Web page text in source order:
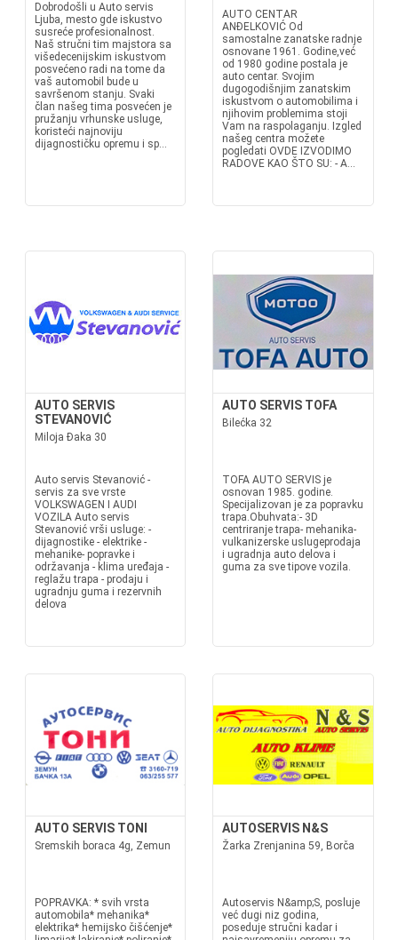
Dobrodošli u Auto servis
Ljuba, mesto gde iskustvo
susreće profesionalnost.
Naš stručni tim majstora sa
višedecenijskim iskustvom
posvećeno radi na tome da
vaš automobil bude u
savršenom stanju. Svaki
član našeg tima posvećen je
pružanju vrhunske usluge,
koristeći najnoviju
dijagnostičku opremu i sp...
AUTO CENTAR
ANĐELKOVIĆ Od
samostalne zanatske radnje
osnovane 1961. Godine,već
od 1980 godine postala je
auto centar. Svojim
dugogodišnjim zanatskim
iskustvom o automobilima i
njihovim problemima stoji
Vam na raspolaganju. Izgled
našeg centra možete
pogledati OVDE IZVODIMO
RADOVE KAO ŠTO SU: - A...
AUTO SERVIS
STEVANOVIĆ
Miloja Đaka 30
Auto servis Stevanović -
servis za sve vrste
VOLKSWAGEN I AUDI
VOZILA Auto servis
Stevanović vrši usluge: -
dijagnostike - elektrike -
mehanike- popravke i
održavanja - klima uređaja -
reglažu trapa - prodaju i
ugradnju guma i rezervnih
delova
AUTO SERVIS TOFA
Bilećka 32
TOFA AUTO SERVIS je
osnovan 1985. godine.
Specijalizovan je za popravku
trapa.Obuhvata:- 3D
centriranje trapa- mehanika-
vulkanizerske uslugeprodaja
i ugradnja auto delova i
guma za sve tipove vozila.
AUTO SERVIS TONI
Sremskih boraca 4g, Zemun
POPRAVKA: * svih vrsta
automobila* mehanika*
elektrika* hemijsko čišćenje*
AUTOSERVIS N&S
Žarka Zrenjanina 59, Borča
Autoservis N&amp;S, posluje
već dugi niz godina,
poseduje stručni kadar i